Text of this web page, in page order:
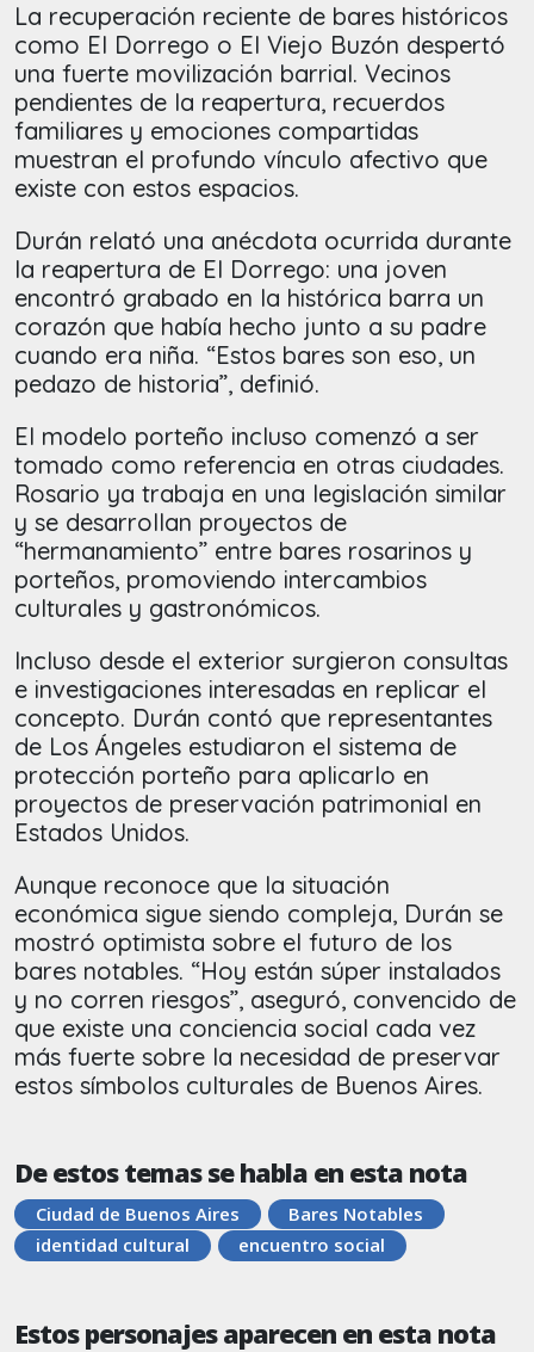
La recuperación reciente de bares históricos
como El Dorrego o El Viejo Buzón despertó
una fuerte movilización barrial. Vecinos
pendientes de la reapertura, recuerdos
familiares y emociones compartidas
muestran el profundo vínculo afectivo que
existe con estos espacios.
Durán relató una anécdota ocurrida durante
la reapertura de El Dorrego: una joven
encontró grabado en la histórica barra un
corazón que había hecho junto a su padre
cuando era niña. “Estos bares son eso, un
pedazo de historia”, definió.
El modelo porteño incluso comenzó a ser
tomado como referencia en otras ciudades.
Rosario ya trabaja en una legislación similar
y se desarrollan proyectos de
“hermanamiento” entre bares rosarinos y
porteños, promoviendo intercambios
culturales y gastronómicos.
Incluso desde el exterior surgieron consultas
e investigaciones interesadas en replicar el
concepto. Durán contó que representantes
de Los Ángeles estudiaron el sistema de
protección porteño para aplicarlo en
proyectos de preservación patrimonial en
Estados Unidos.
Aunque reconoce que la situación
económica sigue siendo compleja, Durán se
mostró optimista sobre el futuro de los
bares notables. “Hoy están súper instalados
y no corren riesgos”, aseguró, convencido de
que existe una conciencia social cada vez
más fuerte sobre la necesidad de preservar
estos símbolos culturales de Buenos Aires.
De estos temas se habla en esta nota
Ciudad de Buenos Aires
Bares Notables
identidad cultural
encuentro social
Estos personajes aparecen en esta nota